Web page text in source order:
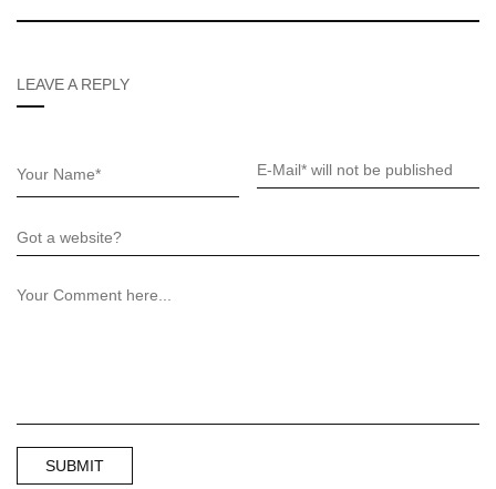
LEAVE A REPLY